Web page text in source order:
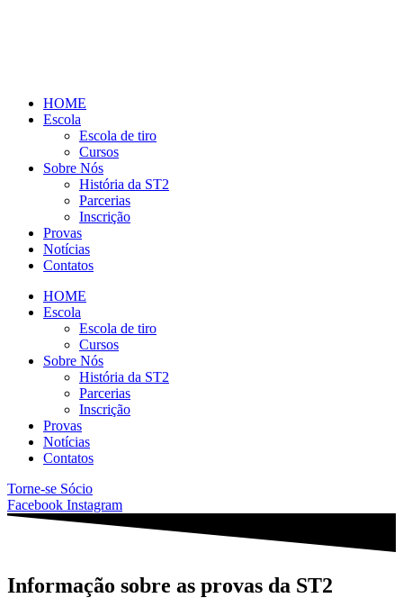
HOME
Escola
Escola de tiro
Cursos
Sobre Nós
História da ST2
Parcerias
Inscrição
Provas
Notícias
Contatos
HOME
Escola
Escola de tiro
Cursos
Sobre Nós
História da ST2
Parcerias
Inscrição
Provas
Notícias
Contatos
Torne-se Sócio
Facebook Instagram
Informação sobre as provas da ST2